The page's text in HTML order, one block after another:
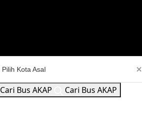
Pilih Kota Asal
Cari Bus AKAP Cari Bus AKAP